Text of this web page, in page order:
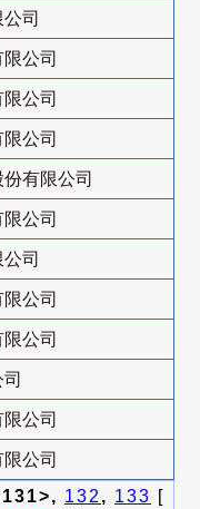
司
公司
公司
公司
有限公司
公司
司
公司
公司
公司
公司
132 , 133 [